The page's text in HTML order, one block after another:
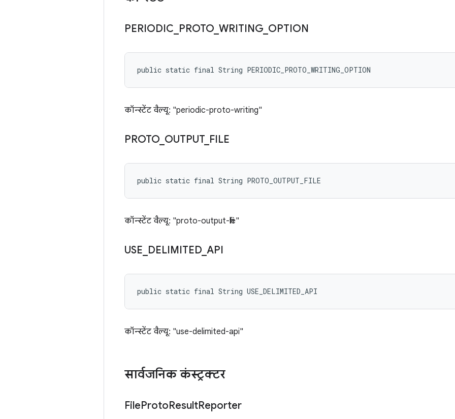
PERIODIC PROTO WRITING OPTION
public static final String PERIODIC_PROTO_WRITING_OPTION
कॉन्स्टेंट वैल्यू: "periodic-proto-writing"
PROTO OUTPUT_ FILE
public static final String PROTO_OUTPUT_FILE
कॉन्स्टेंट वैल्यू: "proto-output-file"
USE DELIMITED API
public static final String USE_DELIMITED_API
कॉन्स्टेंट वैल्यू: "use-delimited-api"
सार्वजनिक कंस्ट्रक्टर
FileProtoResultReporter